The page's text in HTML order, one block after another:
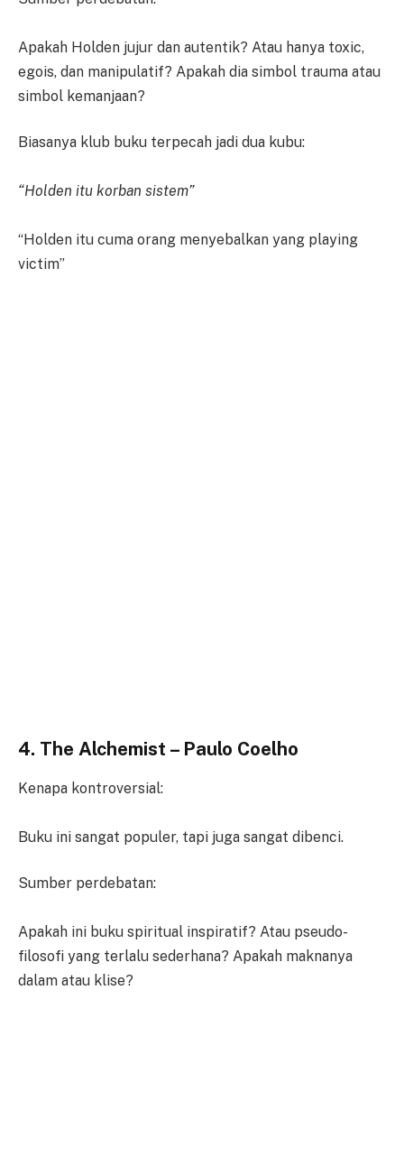
Apakah Holden jujur dan autentik? Atau hanya toxic,
egois, dan manipulatif? Apakah dia simbol trauma atau
simbol kemanjaan?
Biasanya klub buku terpecah jadi dua kubu:
“Holden itu korban sistem”
“Holden itu cuma orang menyebalkan yang playing
victim”
4. The Alchemist – Paulo Coelho
Kenapa kontroversial:
Buku ini sangat populer, tapi juga sangat dibenci.
Sumber perdebatan:
Apakah ini buku spiritual inspiratif? Atau pseudo-
filosofi yang terlalu sederhana? Apakah maknanya
dalam atau klise?